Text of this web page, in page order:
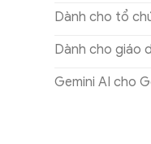
Dành cho tổ
Dành cho giáo
Gemini AI cho